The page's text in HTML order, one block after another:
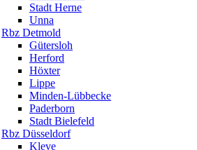
Stadt Herne
Unna
Rbz Detmold
Gütersloh
Herford
Höxter
Lippe
Minden-Lübbecke
Paderborn
Stadt Bielefeld
Rbz Düsseldorf
Kleve